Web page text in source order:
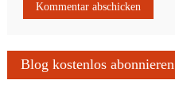
Blog kostenlos abonnieren